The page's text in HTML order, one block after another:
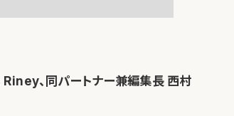
、同パートナー兼編集長 西村